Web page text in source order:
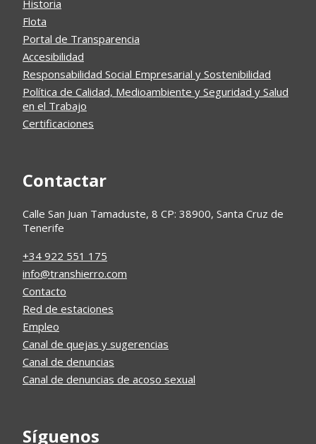
Historia
Flota
Portal de Transparencia
Accesibilidad
Responsabilidad Social Empresarial y Sostenibilidad
Política de Calidad, Medioambiente y Seguridad y Salud
en el Trabajo
Certificaciones
Contactar
Calle San Juan Tamaduste, 8 CP: 38900, Santa Cruz de
Tenerife
+34 922 551 175
info@transhierro.com
Contacto
Red de estaciones
Empleo
Canal de quejas y sugerencias
Canal de denuncias
Canal de denuncias de acoso sexual
Síguenos